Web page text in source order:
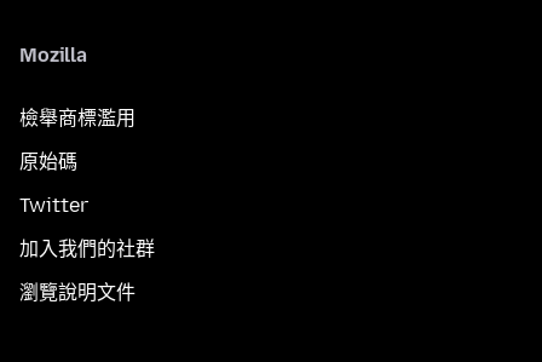
Mozilla
檢舉商標濫用
原始碼
Twitter
加入我們的社群
瀏覽說明文件